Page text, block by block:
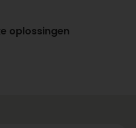
oplossingen